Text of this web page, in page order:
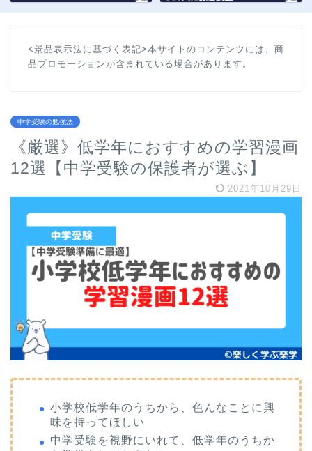
<景品表示法に基づく表記>本サイトのコンテンツには、商
品プロモーションが含まれている場合があります。
中学受験の勉強法
《厳選》低学年におすすめの学習漫画
12選【中学受験の保護者が選ぶ】
2021年10月29日
小学校低学年のうちから、色んなことに興
味を持ってほしい
中学受験を視野にいれて、低学年のうちか